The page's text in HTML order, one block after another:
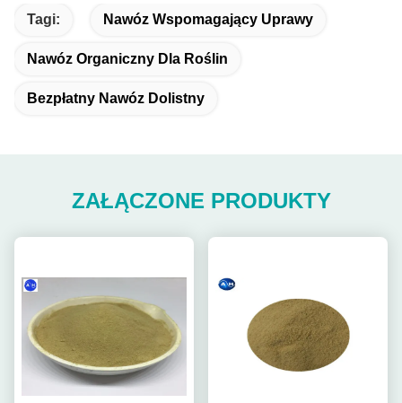
Tagi: Nawóz Wspomagający Uprawy
Nawóz Organiczny Dla Roślin
Bezpłatny Nawóz Dolistny
ZAŁĄCZONE PRODUKTY